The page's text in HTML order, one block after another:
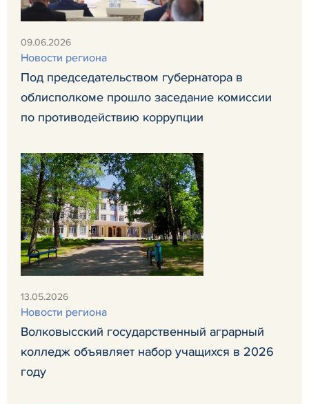
09.06.2026
Новости региона
Под председательством губернатора в
облисполкоме прошло заседание комиссии
по противодействию коррупции
13.05.2026
Новости региона
Волковысский государственный аграрный
колледж объявляет набор учащихся в 2026
году